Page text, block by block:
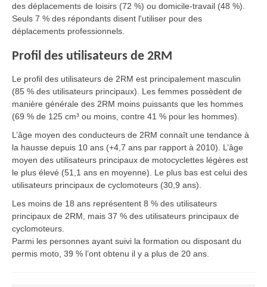
des déplacements de loisirs (72 %) ou domicile-travail (48 %).
Seuls 7 % des répondants disent l'utiliser pour des
déplacements professionnels.
Profil des utilisateurs de 2RM
Le profil des utilisateurs de 2RM est principalement masculin
(85 % des utilisateurs principaux). Les femmes possèdent de
manière générale des 2RM moins puissants que les hommes
(69 % de 125 cm³ ou moins, contre 41 % pour les hommes).
L’âge moyen des conducteurs de 2RM connaît une tendance à
la hausse depuis 10 ans (+4,7 ans par rapport à 2010). L’âge
moyen des utilisateurs principaux de motocyclettes légères est
le plus élevé (51,1 ans en moyenne). Le plus bas est celui des
utilisateurs principaux de cyclomoteurs (30,9 ans).
Les moins de 18 ans représentent 8 % des utilisateurs
principaux de 2RM, mais 37 % des utilisateurs principaux de
cyclomoteurs.
Parmi les personnes ayant suivi la formation ou disposant du
permis moto, 39 % l’ont obtenu il y a plus de 20 ans.